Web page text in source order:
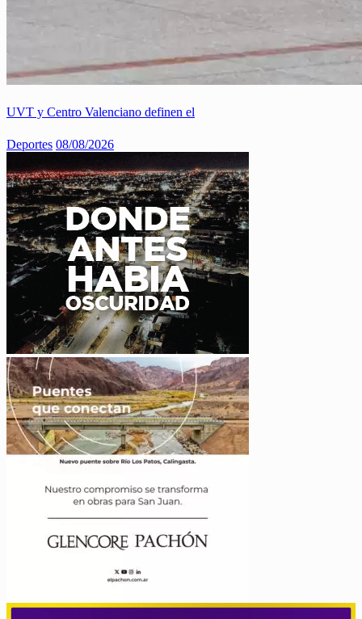
UVT y Centro Valenciano definen el
Deportes 08/08/2026